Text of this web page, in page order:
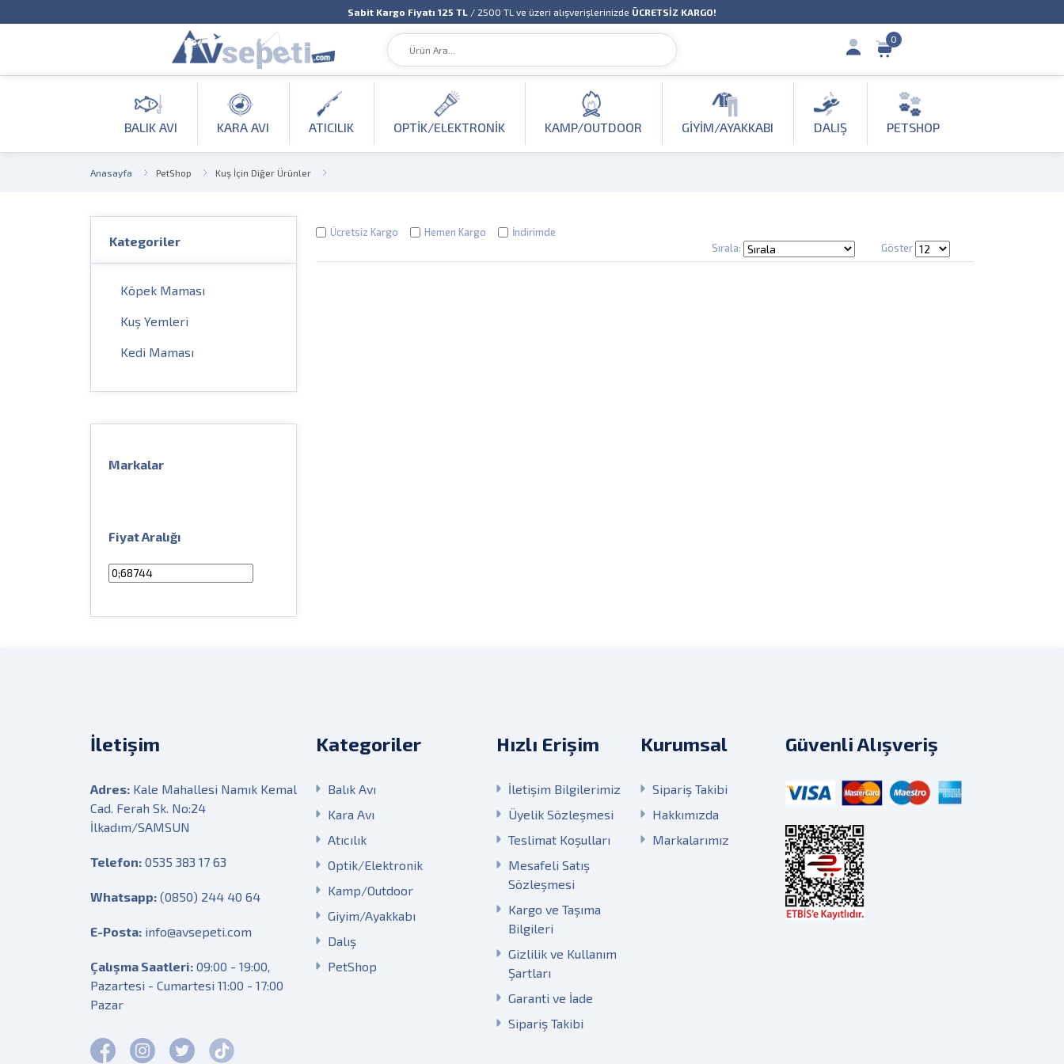
Sabit Kargo Fiyatı 125 TL / 2500 TL ve üzeri alışverişlerinizde ÜCRETSİZ KARGO!
0
BALIK AVI KARA AVI ATICILIK OPTIK/ELEKTRONIK KAMP/OUTDOOR GIYIM/AYAKKABI DALIŞ PETSHOP
Anasayfa PetShop Kuş İçin Diğer Ürünler
Ücretsiz Kargo Hemen Kargo
İndirimde
Sırala:
Göster
Kategoriler
Köpek Maması
Kuş Yemleri
Kedi Maması
Markalar
Fiyat Aralığı
İletişim
Adres: Kale Mahallesi Namık Kemal
Cad. Ferah Sk. No:24
İlkadım/SAMSUN
Telefon: 0535 383 17 63
Whatsapp: (0850) 244 40 64
E-Posta: info@avsepeti.com
Çalışma Saatleri: 09:00 - 19:00,
Pazartesi - Cumartesi 11:00 - 17:00
Pazar
Kategoriler
Balık Avı
Kara Avı
Atıcılık
Optik/Elektronik
Kamp/Outdoor
Giyim/Ayakkabı
Dalış
PetShop
Hızlı Erişim
İletişim Bilgilerimiz
Üyelik Sözleşmesi
Teslimat Koşulları
Mesafeli Satış
Sözleşmesi
Kargo ve Taşıma
Bilgileri
Gizlilik ve Kullanım
Şartları
Garanti ve İade
Sipariş Takibi
Kurumsal
Sipariş Takibi
Hakkımızda
Markalarımız
Güvenli Alışveriş